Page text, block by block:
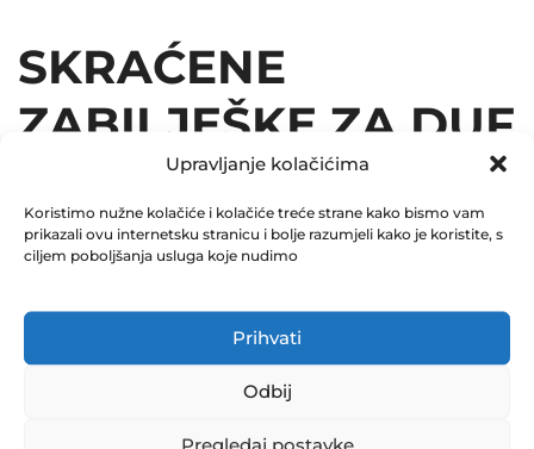
Upravljanje kolačićima
Koristimo nužne kolačiće i kolačiće treće strane kako bismo vam
prikazali ovu internetsku stranicu i bolje razumjeli kako je koristite, s
ciljem poboljšanja usluga koje nudimo
Prihvati
Odbij
Pregledaj postavke
SKRAĆENE
ZABILJEŠKE ZA DUF
December 31, 2014
0 Comments
Share